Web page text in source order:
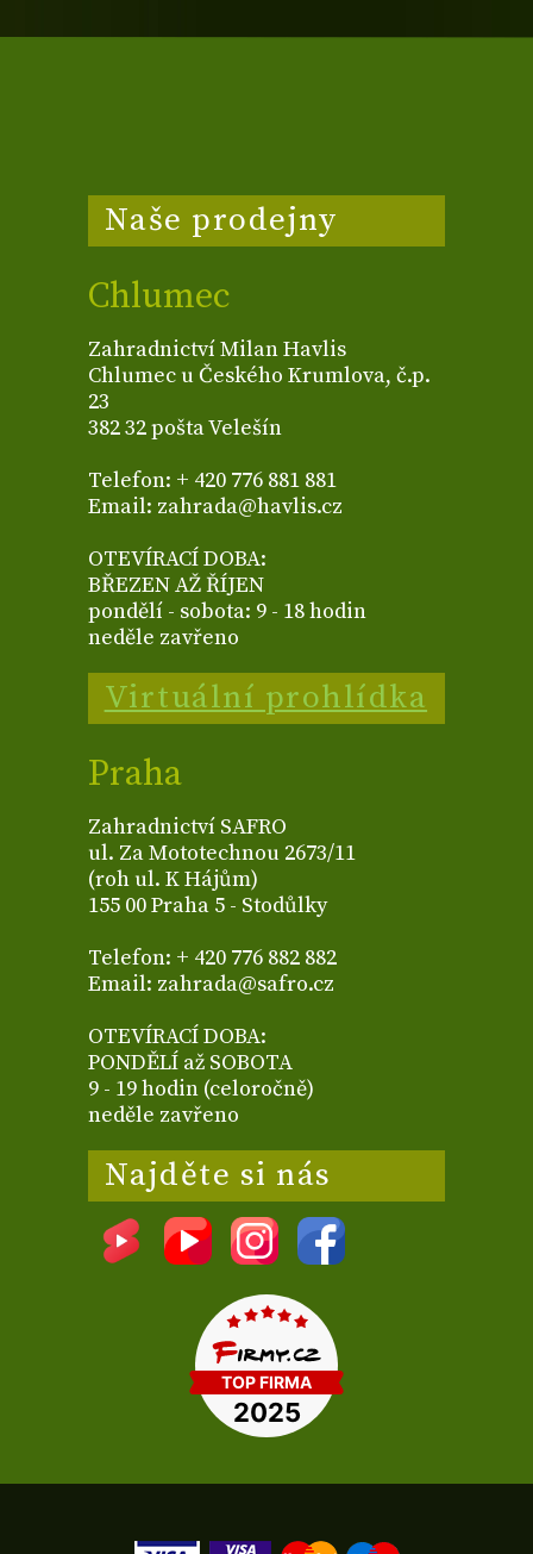
Naše prodejny
Chlumec
Zahradnictví Milan Havlis
Chlumec u Českého Krumlova, č.p.
23
382 32 pošta Velešín
Telefon: + 420 776 881 881
Email: zahrada@havlis.cz
OTEVÍRACÍ DOBA:
BŘEZEN AŽ ŘÍJEN
pondělí - sobota: 9 - 18 hodin
neděle zavřeno
Virtuální prohlídka
Praha
Zahradnictví SAFRO
ul. Za Mototechnou 2673/11
(roh ul. K Hájům)
155 00 Praha 5 - Stodůlky
Telefon: + 420 776 882 882
Email: zahrada@safro.cz
OTEVÍRACÍ DOBA:
PONDĚLÍ až SOBOTA
9 - 19 hodin (celoročně)
neděle zavřeno
Najděte si nás